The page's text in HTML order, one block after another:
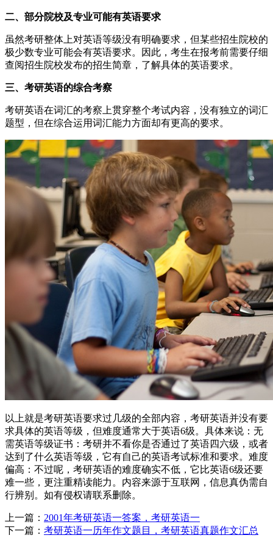
二、部分院校及专业可能有英语要求
虽然考研整体上对英语等级没有明确要求，但某些招生院校的
极少数专业可能会有英语要求。因此，考生在报考前需要仔细
查阅招生院校发布的招生简章，了解具体的英语要求。
三、考研英语的综合考察
考研英语在词汇的考察上贯穿整个考试内容，没有独立的词汇
题型，但在综合运用词汇能力方面却有更高的要求。
以上就是考研英语要求过几级的全部内容，考研英语并没有要
求具体的英语等级，但难度通常大于英语6级。具体来说：无
需英语等级证书：考研并不看你是否通过了英语四六级，或者
达到了什么英语等级，它有自己的英语考试标准和要求。难度
偏高：不过呢，考研英语的难度确实不低，它比英语6级还要
难一些，更注重精读能力。内容来源于互联网，信息真伪需自
行辨别。如有侵权请联系删除。
上一篇： 2001年考研英语一答案，考研英语一
下一篇： 考研英语一历年作文题目，考研英语真题作文汇总